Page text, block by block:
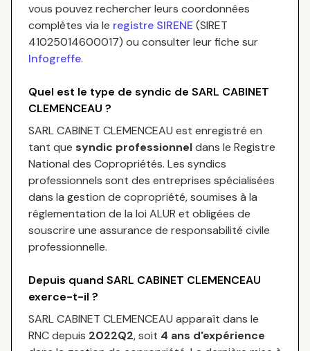
vous pouvez rechercher leurs coordonnées
complètes via le registre SIRENE (SIRET
41025014600017) ou consulter leur fiche sur
Infogreffe.
Quel est le type de syndic de SARL CABINET
CLEMENCEAU ?
SARL CABINET CLEMENCEAU est enregistré en
tant que syndic professionneldans le Registre
National des Copropriétés. Les syndics
professionnels sont des entreprises spécialisées
dans la gestion de copropriété, soumises à la
réglementation de la loi ALUR et obligées de
souscrire une assurance de responsabilité civile
professionnelle.
Depuis quand SARL CABINET CLEMENCEAU
exerce-t-il ?
SARL CABINET CLEMENCEAU apparaît dans le
RNC depuis 2022Q2, soit 4 ans d'expérience